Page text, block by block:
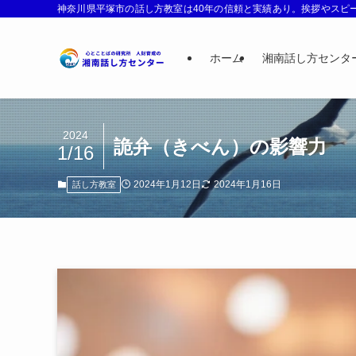
神奈川県平塚市の話し方教室は40年の信頼と実績あり。挨拶やス
ホーム 湘南話し方センタ
詭弁（きべん）の影響力
2024
1/16
話し方教室 2024年1月12日 2024年1月16日